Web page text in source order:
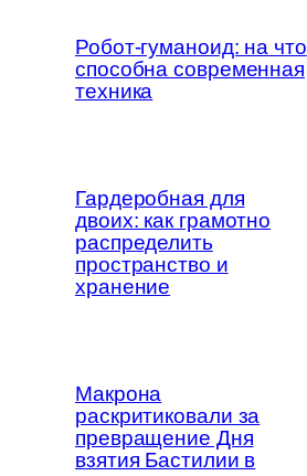
Робот-гуманоид: на что
способна современная
техника
Гардеробная для
двоих: как грамотно
распределить
пространство и
хранение
Макрона
раскритиковали за
превращение Дня
взятия Бастилии в